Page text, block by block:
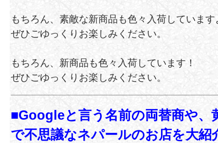
もちろん、素敵な新商品も色々入荷しています
ぜひごゆっくりお楽しみください。
もちろん、新商品も色々入荷しています！
ぜひごゆっくりお楽しみください。
■Googleと言う名前の両替商や、
で不思議なネパールのお店を大紹